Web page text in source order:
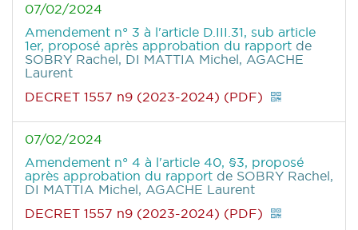
07/02/2024
Amendement n° 3 à l'article D.III.31, sub article
1er, proposé après approbation du rapport de
SOBRY Rachel, DI MATTIA Michel, AGACHE
Laurent
DECRET 1557 n9 (2023-2024) (PDF)
07/02/2024
Amendement n° 4 à l'article 40, §3, proposé
après approbation du rapport de SOBRY Rachel,
DI MATTIA Michel, AGACHE Laurent
DECRET 1557 n9 (2023-2024) (PDF)